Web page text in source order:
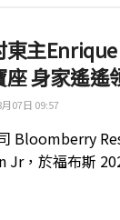
東主
身家遙遙
07日 09:57
Bloomberry
Jr，於福布斯